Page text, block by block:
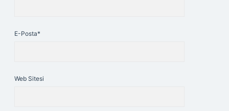
E-Posta*
Web Sitesi